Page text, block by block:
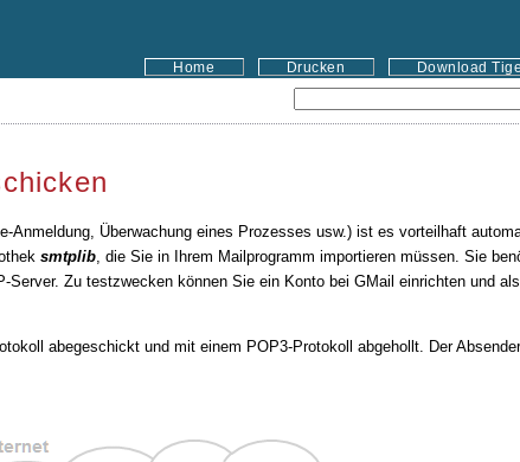
Home Drucken Download
Anmeldung, Überwachung eines Prozesses usw.) ist es vorteilhaft
smtplib, die Sie in Ihrem Mailprogramm importieren müssen. Sie
Server. Zu testzwecken können Sie ein Konto bei GMail einrichten und
abegeschickt und mit einem POP3-Protokoll abgehollt. Der